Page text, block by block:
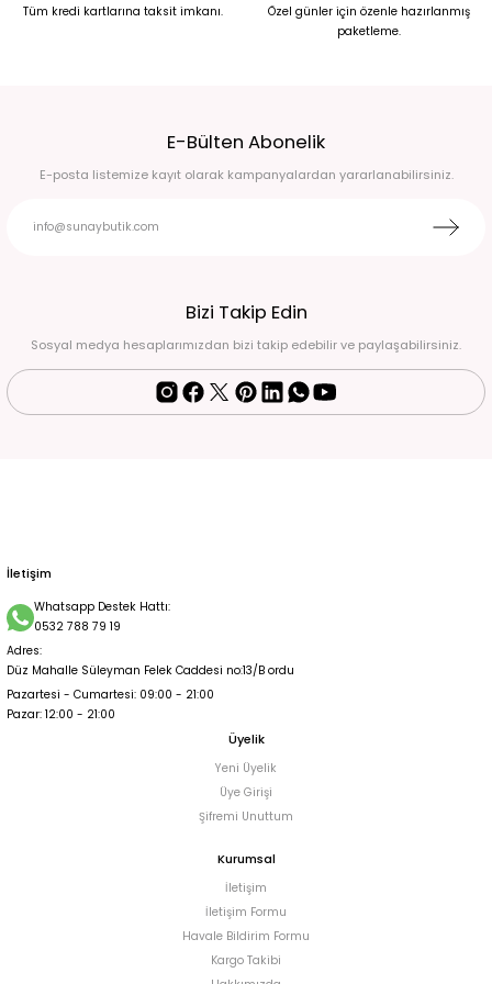
Tüm kredi kartlarına taksit imkanı.
Özel günler için özenle hazırlanmış
paketleme.
E-Bülten Abonelik
E-posta listemize kayıt olarak kampanyalardan yararlanabilirsiniz.
Bizi Takip Edin
Sosyal medya hesaplarımızdan bizi takip edebilir ve paylaşabilirsiniz.
İletişim
Whatsapp Destek Hattı:
0532 788 79 19
Adres:
Düz Mahalle Süleyman Felek Caddesi no:13/B ordu
Pazartesi - Cumartesi: 09:00 - 21:00
Pazar: 12:00 - 21:00
Üyelik
Yeni Üyelik
Üye Girişi
Şifremi Unuttum
Kurumsal
İletişim
İletişim Formu
Havale Bildirim Formu
Kargo Takibi